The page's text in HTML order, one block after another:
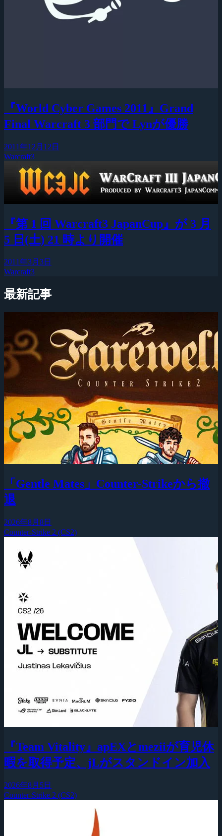
『World Cyber Games 2011』Grand
Final Warcraft 3 部門で Lynが優勝
2011年12月12日
Warcraft3
『第 1 回 Warcraft3 JapanCup』が 3 月
5 日(土) 21 時より開催
2011年3月3日
Warcraft3
最新記事
「Gentle Mates」Counter-Strikeから撤
退
2026年8月8日
Counter-Strike 2 (CS2)
『Team Vitality』apEXとmeziiが育児休
暇を取得予定、jLがスタンドイン加入
2026年8月5日
Counter-Strike 2 (CS2)